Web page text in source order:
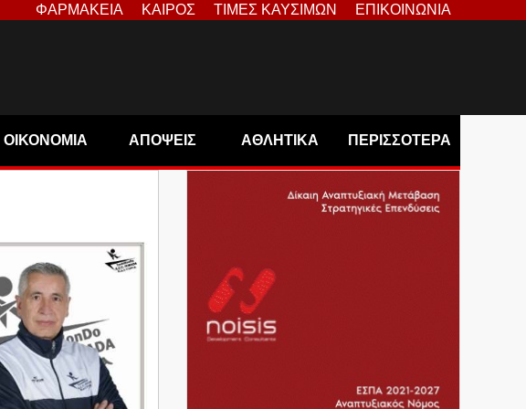
ΦΑΡΜΑΚΕΙΑ ΚΑΙΡΟΣ ΤΙΜΕΣ ΚΑΥΣΙΜΩΝ ΕΠΙΚΟΙΝΩΝΙΑ
ΟΙΚΟΝΟΜΙΑ ΑΠΟΨΕΙΣ ΑΘΛΗΤΙΚΑ ΠΕΡΙΣΣΟΤΕΡΑ